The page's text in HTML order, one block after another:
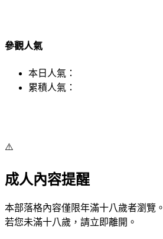
參觀人氣
本日人氣：
累積人氣：
⚠️
成人內容提醒
本部落格內容僅限年滿十八歲者瀏覽。
若您未滿十八歲，請立即離開。